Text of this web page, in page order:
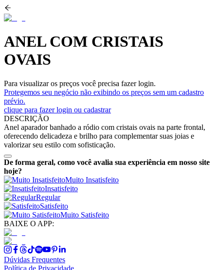
ANEL COM CRISTAIS
OVAIS
Para visualizar os preços você precisa fazer login.
Protegemos seu negócio não exibindo os preços sem um cadastro
prévio.
clique para fazer login ou cadastrar
DESCRIÇÃO
Anel aparador banhado a ródio com cristais ovais na parte frontal,
oferecendo delicadeza e brilho para complementar suas joias e
valorizar seu estilo com sofisticação.
De forma geral, como você avalia sua experiência em nosso site
hoje?
Muito Insatisfeito
Insatisfeito
Regular
Satisfeito
Muito Satisfeito
BAIXE O APP:
Dúvidas Frequentes
Política de Privacidade